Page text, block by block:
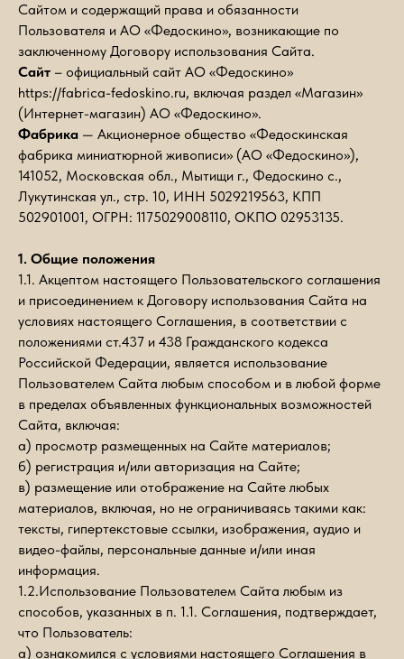
Сайтом и содержащий права и обязанности
Пользователя и АО «Федоскино», возникающие по
заключенному Договору использования Сайта.
Сайт – официальный сайт АО «Федоскино»
https://fabrica-fedoskino.ru, включая раздел «Магазин»
(Интернет-магазин) АО «Федоскино».
Фабрика — Акционерное общество «Федоскинская
фабрика миниатюрной живописи» (АО «Федоскино»),
141052, Московская обл., Мытищи г., Федоскино с.,
Лукутинская ул., стр. 10, ИНН 5029219563, КПП
502901001, ОГРН: 1175029008110, ОКПО 02953135.
1. Общие положения
1.1. Акцептом настоящего Пользовательского соглашения
и присоединением к Договору использования Сайта на
условиях настоящего Соглашения, в соответствии с
положениями ст.437 и 438 Гражданского кодекса
Российской Федерации, является использование
Пользователем Сайта любым способом и в любой форме
в пределах объявленных функциональных возможностей
Сайта, включая:
а) просмотр размещенных на Сайте материалов;
б) регистрация и/или авторизация на Сайте;
в) размещение или отображение на Сайте любых
материалов, включая, но не ограничиваясь такими как:
тексты, гипертекстовые ссылки, изображения, аудио и
видео-файлы, персональные данные и/или иная
информация.
1.2.Использование Пользователем Сайта любым из
способов, указанных в п. 1.1. Соглашения, подтверждает,
что Пользователь:
а) ознакомился с условиями настоящего Соглашения в